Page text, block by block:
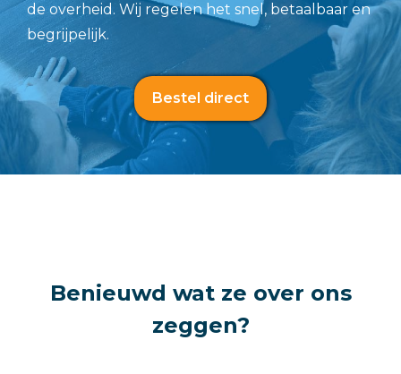
de overheid. Wij regelen het snel, betaalbaar en
begrijpelijk.
Bestel direct
Benieuwd wat ze over ons
zeggen?